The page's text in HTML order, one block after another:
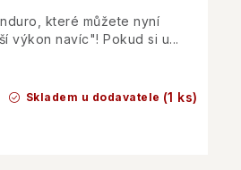
Skladem u dodavatele (1 ks)
které můžete nyní
výkon navíc"! Pokud si u...